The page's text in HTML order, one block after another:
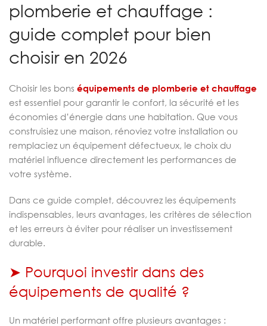
plomberie et chauffage :
guide complet pour bien
choisir en 2026
Choisir les bons équipements de plomberie et chauffage
est essentiel pour garantir le confort, la sécurité et les
économies d’énergie dans une habitation. Que vous
construisiez une maison, rénoviez votre installation ou
remplaciez un équipement défectueux, le choix du
matériel influence directement les performances de
votre système.
Dans ce guide complet, découvrez les équipements
indispensables, leurs avantages, les critères de sélection
et les erreurs à éviter pour réaliser un investissement
durable.
➤ Pourquoi investir dans des
équipements de qualité ?
Un matériel performant offre plusieurs avantages :